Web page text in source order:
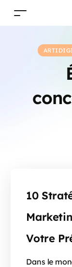
10
Votre
Dans le